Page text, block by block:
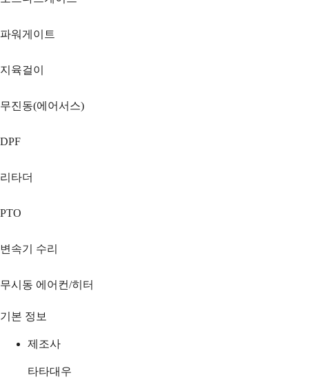
파워게이트
지육걸이
무진동(에어서스)
DPF
리타더
PTO
변속기 수리
무시동 에어컨/히터
기본 정보
제조사
타타대우